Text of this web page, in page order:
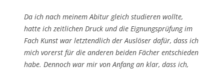
Da ich nach meinem Abitur gleich studieren wollte,
hatte ich zeitlichen Druck und die Eignungsprüfung im
Fach Kunst war letztendlich der Auslöser dafür, dass ich
mich vorerst für die anderen beiden Fächer entschieden
habe. Dennoch war mir von Anfang an klar, dass ich,